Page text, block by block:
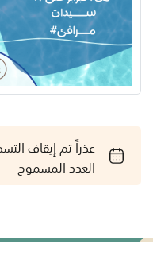
عذراً تم إيقاف
العدد المسموح